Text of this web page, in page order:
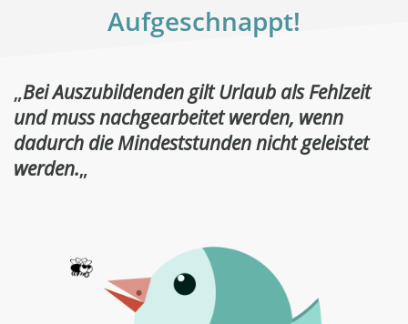
Aufgeschnappt!
„Bei Auszubildenden gilt Urlaub als Fehlzeit
und muss nachgearbeitet werden, wenn
dadurch die Mindeststunden nicht geleistet
werden.„